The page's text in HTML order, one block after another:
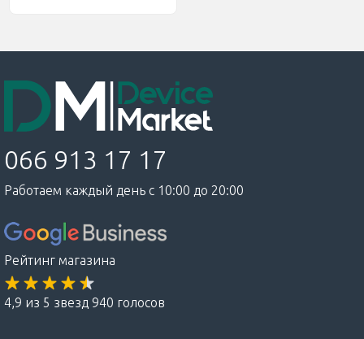
066 913 17 17
Работаем каждый день с 10:00 до 20:00
Рейтинг магазина
4,9 из 5 звезд 940 голосов